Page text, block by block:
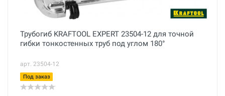
Трубогиб KRAFTOOL EXPERT 23504-12 для точной
гибки тонкостенных труб под углом 180°
арт. 23504-12
Под заказ